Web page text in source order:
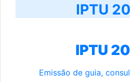
IPTU
IPTU
Emissão de guia,